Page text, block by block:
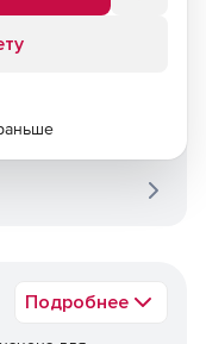
Подробнее